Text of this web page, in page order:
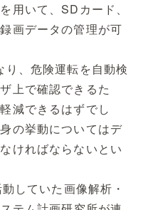
用いて、SDカード、
画データの管理が可
、危険運転を自動検
上で確認できるた
減できるはずでし
の挙動についてはデ
ければならないとい
していた画像解析・